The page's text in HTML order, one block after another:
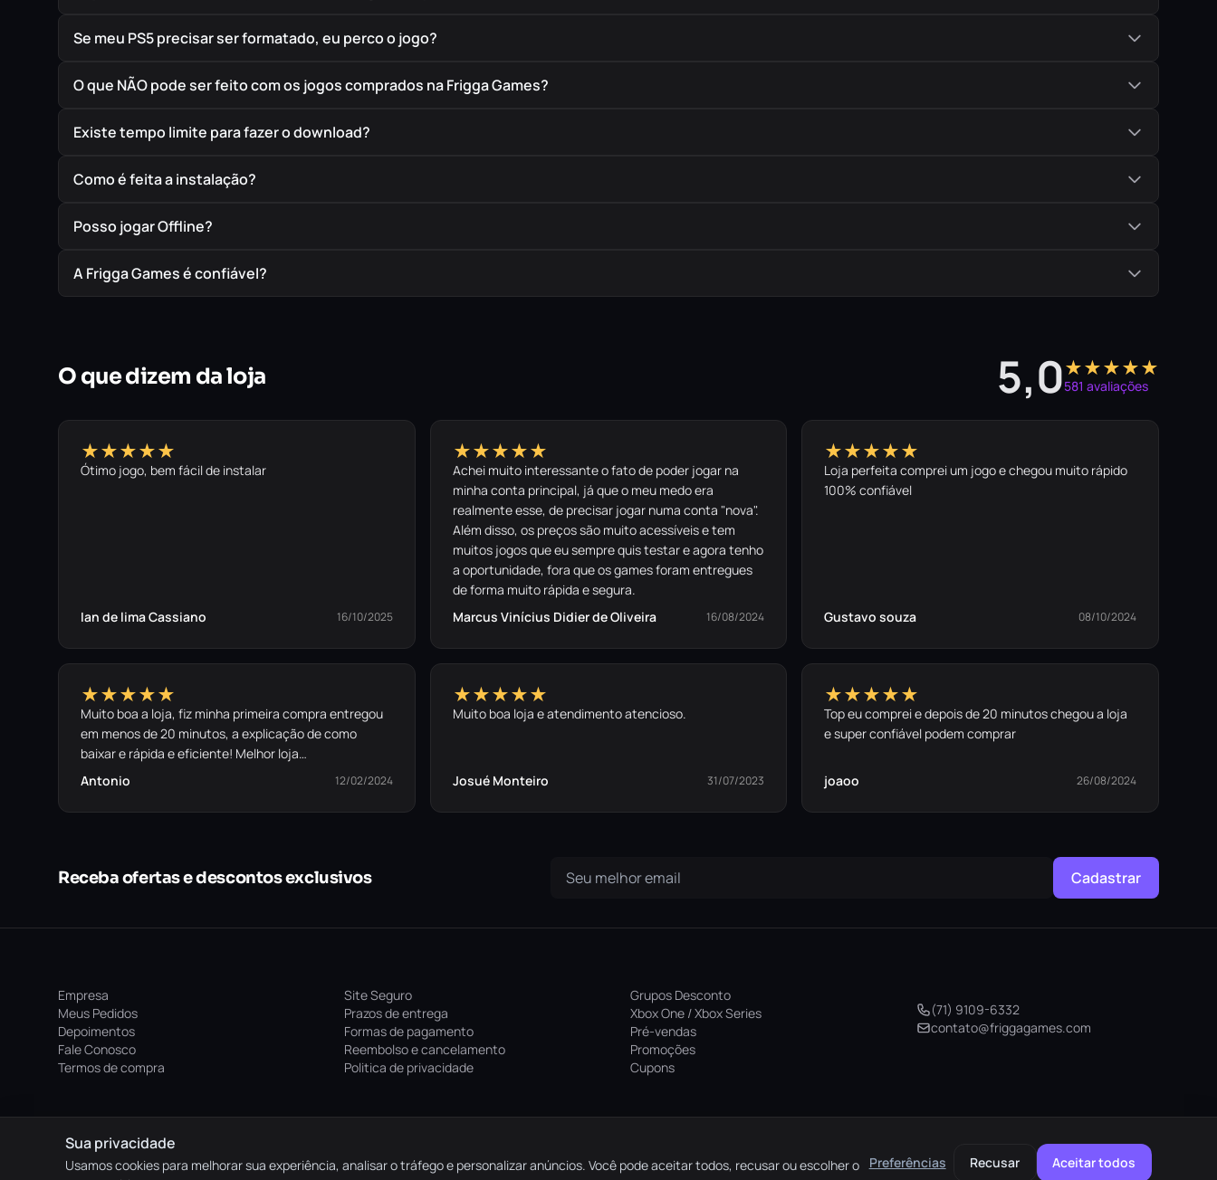
Se meu PS5 precisar ser formatado, eu perco o jogo?
O que NÃO pode ser feito com os jogos comprados na Frigga Games?
Existe tempo limite para fazer o download?
Como é feita a instalação?
Posso jogar Offline?
A Frigga Games é confiável?
O que dizem da loja 5,0★★★★★
581 avaliações
★★★★★
Ótimo jogo, bem fácil de instalar
Ian de lima Cassiano 16/10/2025
★★★★★
Achei muito interessante o fato de poder jogar na
minha conta principal, já que o meu medo era
realmente esse, de precisar jogar numa conta "nova".
Além disso, os preços são muito acessíveis e tem
muitos jogos que eu sempre quis testar e agora tenho
a oportunidade, fora que os games foram entregues
de forma muito rápida e segura.
Marcus Vinícius Didier de Oliveira
16/08/2024
★★★★★
Loja perfeita comprei um jogo e chegou muito rápido
100% confiável
Gustavo souza 08/10/2024
★★★★★
Muito boa a loja, fiz minha primeira compra entregou
em menos de 20 minutos, a explicação de como
baixar e rápida e eficiente! Melhor loja…
Antonio
12/02/2024
★★★★★
Muito boa loja e atendimento atencioso.
Josué Monteiro 31/07/2023
★★★★★
Top eu comprei e depois de 20 minutos chegou a loja
e super confiável podem comprar
joaoo 26/08/2024
Receba ofertas e descontos exclusivos Cadastrar
Empresa
Meus Pedidos
Depoimentos
Fale Conosco
Termos de compra
Site Seguro
Prazos de entrega
Formas de pagamento
Reembolso e cancelamento
Politica de privacidade
Grupos Desconto
Xbox One / Xbox Series
Pré-vendas
Promoções
Cupons
(71) 9109-6332
contato@friggagames.com
© 2026 Frigga Games. Todos os direitos reservados. elo HIPER AMEX M. Pago
Sua privacidade
Usamos cookies para melhorar sua experiência, analisar o tráfego e personalizar anúncios. Você pode aceitar todos, recusar ou escolher o
Preferências Recusar Aceitar todos